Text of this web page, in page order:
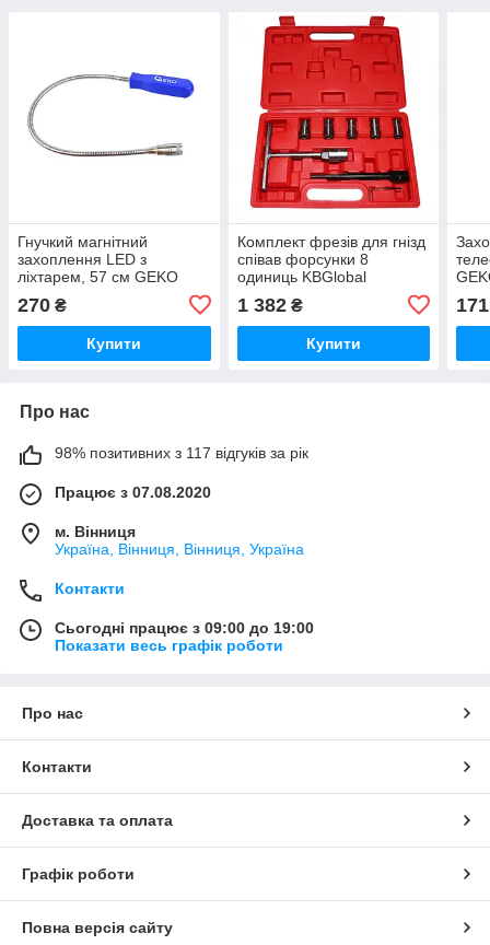
Гнучкий магнітний
захоплення LED з
ліхтарем, 57 см GEKO
270 ₴
Купити
Комплект фрезів для гнізд
співав форсунки 8
одиниць KBGlobal
1 382₴
Купити
171
Про нас
98% позитивних з 117 відгуків за рік
Працює з 07.08.2020
м. Вінниця
Україна, Вінниця, Вінниця, Україна
Контакти
Сьогодні працює з 09:00 до 19:00
Показати весь графік роботи
Про нас
Контакти
Доставка та оплата
Графік роботи
Повна версія сайту